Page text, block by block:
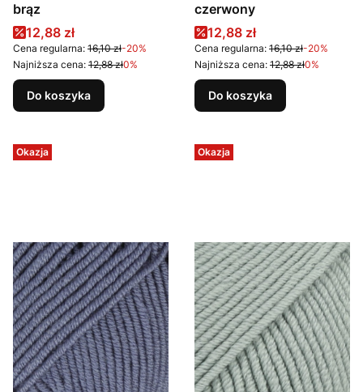
brąz
Cena promocyjna
12,88 zł
Cena regularna: 16,10 zł-20%
Najniższa cena: 12,88 zł0%
Do koszyka
czerwony
Cena promocyjna
12,88 zł
Cena regularna: 16,10 zł-20%
Najniższa cena: 12,88 zł0%
Do koszyka
Okazja Okazja